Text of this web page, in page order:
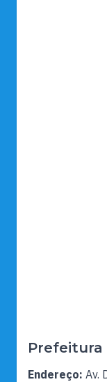
Prefeitura
Endereço: Av.